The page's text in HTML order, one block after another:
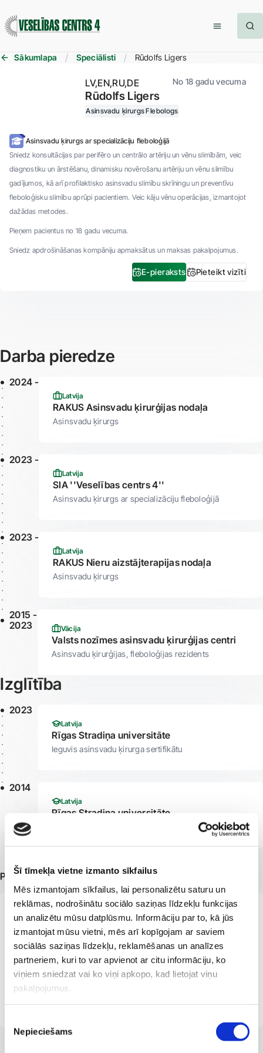
Šī tīmekļa vietne izmanto sīkfailus
Mēs izmantojam sīkfailus, lai personalizētu saturu un
reklāmas, nodrošinātu sociālo saziņas līdzekļu funkcijas
un analizētu mūsu datplūsmu. Informāciju par to, kā jūs
izmantojat mūsu vietni, mēs arī kopīgojam ar saviem
sociālās saziņas līdzekļu, reklamēšanas un analīzes
partneriem, kuri to var apvienot ar citu informāciju, ko
viņiem sniedzat vai ko viņi apkopo, kad lietojat viņu
pakalpojumus.
izvēle
Nepieciešams
Sākumlapa Speciālisti Rūdolfs Ligers
LV EN RU DE No 18 gadu vecuma
Rūdolfs Ligers
Asinsvadu ķirurgsFlebologs
Asinsvadu ķirurgs ar specializāciju fleboloģijā
Sniedz konsultācijas par perifēro un centrālo artēriju un vēnu slimībām, veic
diagnostiku un ārstēšanu, dinamisku novērošanu artēriju un vēnu slimību
gadījumos, kā arī profilaktisko asinsvadu slimību skrīningu un preventīvu
fleboloģisku slimību aprūpi pacientiem. Veic kāju vēnu operācijas, izmantojot
dažādas metodes.
Pieņem pacientus no 18 gadu vecuma.
Sniedz apdrošināšanas kompāniju apmaksātus un maksas pakalpojumus.
E-pieraksts Pieteikt vizīti
Darba pieredze
2024 -
Latvija
RAKUS Asinsvadu ķirurģijas nodaļa
Asinsvadu ķirurgs
2023 -
Latvija
SIA ''Veselības centrs 4''
Asinsvadu ķirurgs ar specializāciju fleboloģijā
2023 -
Latvija
RAKUS Nieru aizstājterapijas nodaļa
Asinsvadu ķirurgs
2015 -
2023
Vācija
Valsts nozīmes asinsvadu ķirurģijas centri
Asinsvadu ķirurģijas, fleboloģijas rezidents
Izglītība
2023
Latvija
Rīgas Stradiņa universitāte
Ieguvis asinsvadu ķirurga sertifikātu
2014
Latvija
Rīgas Stradiņa universitāte
Papildu informācija
Ārsts 10 gadu laikā profesionālo pieredzi ieguvis lielāko pilsētu
vadošajās slimnīcās Vācijā, veicot dažādas sarežģītības
operācijas.
Ziemeļreinas-Vestfālenes Ārstu kameras biedrs
Ieguvis DEGUM ultrasonogrāfijas sertifikātu perifēro,
centrālo vēnu un artēriju diagnostikā